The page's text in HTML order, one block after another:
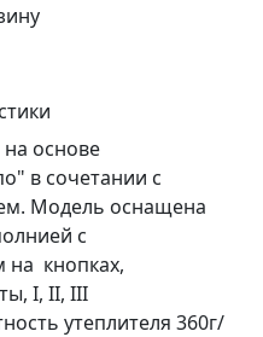
основе
в сочетании с
Модель оснащена
с
на кнопках,
I, II, III
утеплителя 360г/